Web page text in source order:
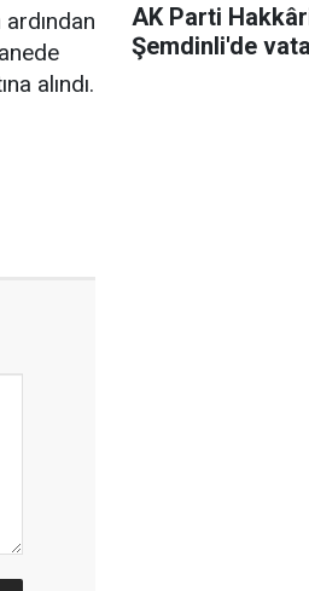
alındı.
AK Parti
Şemdinli'de